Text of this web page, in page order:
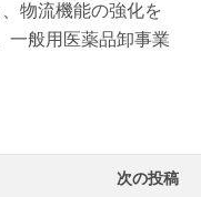
物流機能の強化を
一般用医薬品卸事業
次の投稿